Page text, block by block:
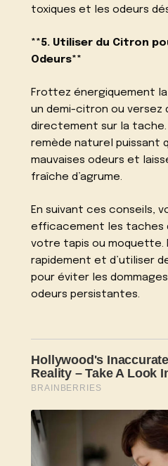
toxiques et les odeurs
**5. Utiliser du Citron
Odeurs**
Frottez énergiquement
un demi-citron ou versez
directement sur la
remède naturel puissant
mauvaises odeurs et
fraîche d’agrume.
En suivant ces conseils,
efficacement les taches
votre tapis ou moquette.
rapidement et d’utiliser
pour éviter les
odeurs persistantes.